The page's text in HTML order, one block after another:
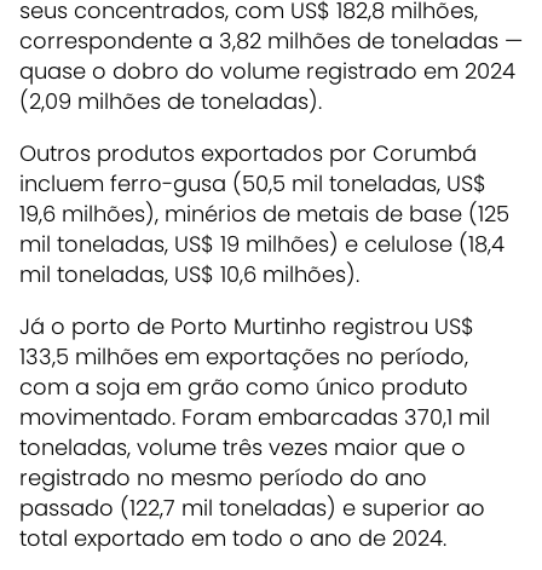
seus concentrados, com US$ 182,8 milhões,
correspondente a 3,82 milhões de toneladas —
quase o dobro do volume registrado em 2024
(2,09 milhões de toneladas).
Outros produtos exportados por Corumbá
incluem ferro-gusa (50,5 mil toneladas, US$
19,6 milhões), minérios de metais de base (125
mil toneladas, US$ 19 milhões) e celulose (18,4
mil toneladas, US$ 10,6 milhões).
Já o porto de Porto Murtinho registrou US$
133,5 milhões em exportações no período,
com a soja em grão como único produto
movimentado. Foram embarcadas 370,1 mil
toneladas, volume três vezes maior que o
registrado no mesmo período do ano
passado (122,7 mil toneladas) e superior ao
total exportado em todo o ano de 2024.